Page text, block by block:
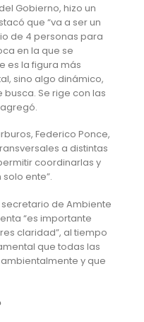
Gobierno, hizo un
que “va a ser un
de 4 personas para
en la que se
es la figura más
sino algo dinámico,
Se rige con las
Federico Ponce,
a distintas
coordinarlas y
ente”.
secretario de Ambiente
“es importante
claridad”, al tiempo
que todas las
y que